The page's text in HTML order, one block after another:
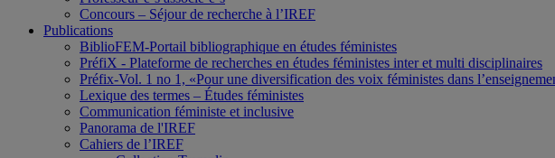
Concours – Séjour de recherche à l’IREF
Publications
BiblioFEM-Portail bibliographique en études féministes
PréfiX - Plateforme de recherches en études féministes inter et multi disciplinaires
Préfix-Vol. 1 no 1, «Pour une diversification des voix féministes dans
Lexique des termes – Études féministes
Communication féministe et inclusive
Panorama de l'IREF
Cahiers de l’IREF